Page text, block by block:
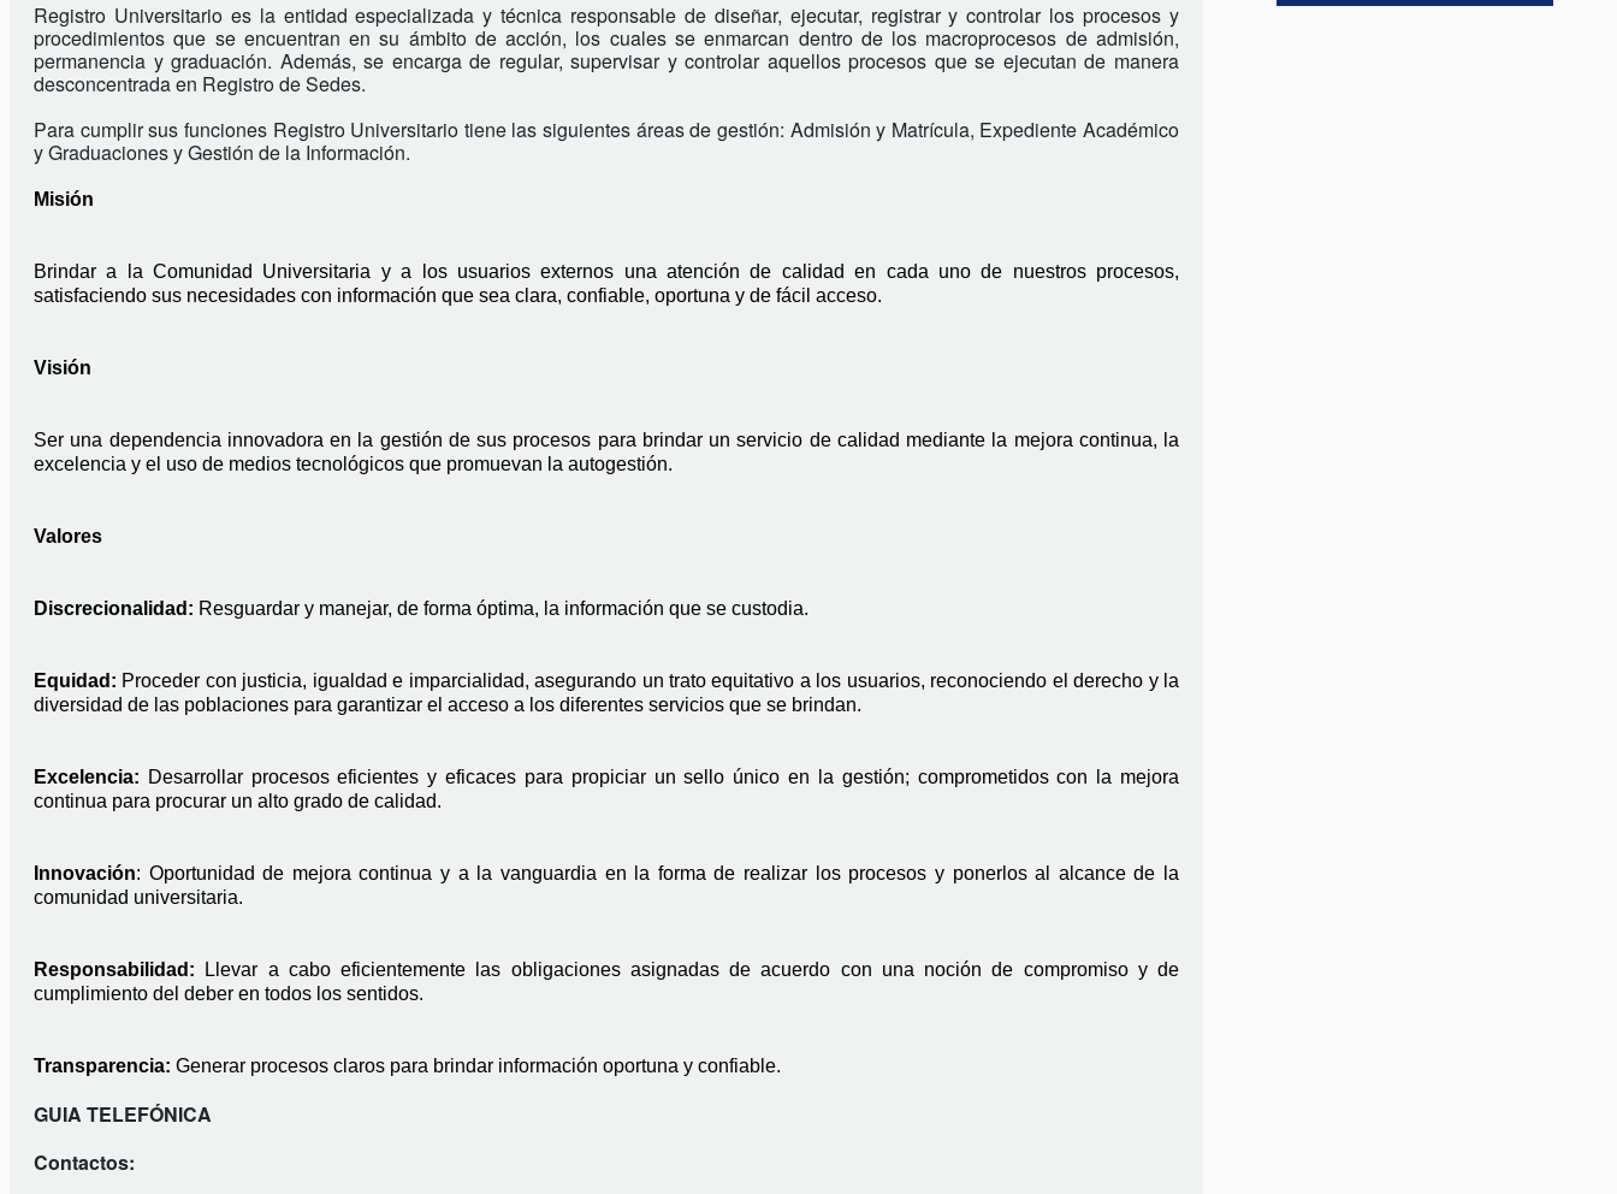
Registro Universitario es la entidad especializada y técnica responsable de diseñar, ejecutar, registrar y controlar los procesos y
procedimientos que se encuentran en su ámbito de acción, los cuales se enmarcan dentro de los macroprocesos de admisión,
permanencia y graduación. Además, se encarga de regular, supervisar y controlar aquellos procesos que se ejecutan de manera
desconcentrada en Registro de Sedes.
Para cumplir sus funciones Registro Universitario tiene las siguientes áreas de gestión: Admisión y Matrícula, Expediente Académico
y Graduaciones y Gestión de la Información.
Misión
Brindar a la Comunidad Universitaria y a los usuarios externos una atención de calidad en cada uno de nuestros procesos,
satisfaciendo sus necesidades con información que sea clara, confiable, oportuna y de fácil acceso.
Visión
Ser una dependencia innovadora en la gestión de sus procesos para brindar un servicio de calidad mediante la mejora continua, la
excelencia y el uso de medios tecnológicos que promuevan la autogestión.
Valores
Discrecionalidad: Resguardar y manejar, de forma óptima, la información que se custodia.
Equidad: Proceder con justicia, igualdad e imparcialidad, asegurando un trato equitativo a los usuarios, reconociendo el derecho y la
diversidad de las poblaciones para garantizar el acceso a los diferentes servicios que se brindan.
Excelencia: Desarrollar procesos eficientes y eficaces para propiciar un sello único en la gestión; comprometidos con la mejora
continua para procurar un alto grado de calidad.
Innovación: Oportunidad de mejora continua y a la vanguardia en la forma de realizar los procesos y ponerlos al alcance de la
comunidad universitaria.
Responsabilidad:
Llevar a cabo eficientemente las obligaciones asignadas de acuerdo con una noción de compromiso y de
cumplimiento del deber en todos los sentidos.
Transparencia: Generar procesos claros para brindar información oportuna y confiable.
GUIA TELEFÓNICA
Contactos: